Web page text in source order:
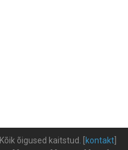
Kõik õigused kaitstud kontakt